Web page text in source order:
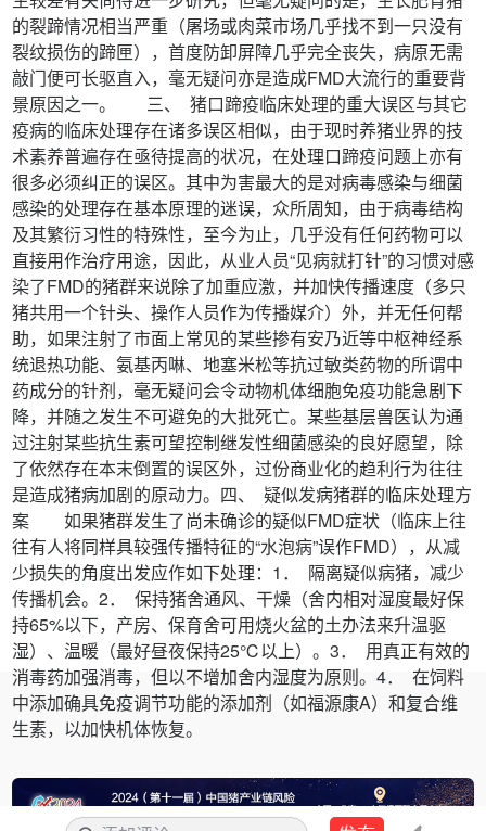
的裂蹄情况相当严重（屠场或肉菜市场几乎找不到一只没有
裂纹损伤的蹄匣），首度防卸屏障几乎完全丧失，病原无需
敲门便可长驱直入，毫无疑问亦是造成FMD大流行的重要背
景原因之一。 三、 猪口蹄疫临床处理的重大误区与其它
疫病的临床处理存在诸多误区相似，由于现时养猪业界的技
术素养普遍存在亟待提高的状况，在处理口蹄疫问题上亦有
很多必须纠正的误区。其中为害最大的是对病毒感染与细菌
感染的处理存在基本原理的迷误，众所周知，由于病毒结构
及其繁衍习性的特殊性，至今为止，几乎没有任何药物可以
直接用作治疗用途，因此，从业人员“见病就打针”的习惯对感
染了FMD的猪群来说除了加重应激，并加快传播速度（多只
猪共用一个针头、操作人员作为传播媒介）外，并无任何帮
助，如果注射了市面上常见的某些掺有安乃近等中枢神经系
统退热功能、氨基丙啉、地塞米松等抗过敏类药物的所谓中
药成分的针剂，毫无疑问会令动物机体细胞免疫功能急剧下
降，并随之发生不可避免的大批死亡。某些基层兽医认为通
过注射某些抗生素可望控制继发性细菌感染的良好愿望，除
了依然存在本末倒置的误区外，过份商业化的趋利行为往往
是造成猪病加剧的原动力。四、 疑似发病猪群的临床处理方
案 如果猪群发生了尚未确诊的疑似FMD症状（临床上往
往有人将同样具较强传播特征的“水泡病”误作FMD），从减
少损失的角度出发应作如下处理：1． 隔离疑似病猪，减少
传播机会。2． 保持猪舍通风、干燥（舍内相对湿度最好保
持65%以下，产房、保育舍可用烧火盆的土办法来升温驱
湿）、温暖（最好昼夜保持25℃以上）。3． 用真正有效的
消毒药加强消毒，但以不增加舍内湿度为原则。4． 在饲料
中添加确具免疫调节功能的添加剂（如福源康A）和复合维
生素，以加快机体恢复。